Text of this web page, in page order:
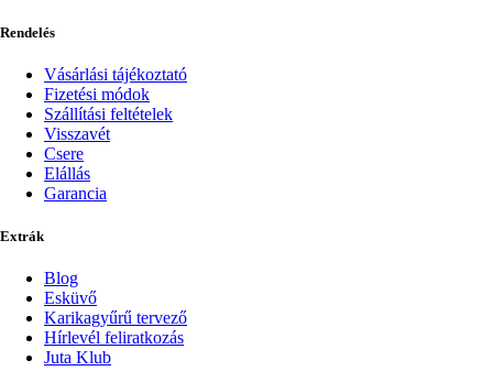
Rendelés
Vásárlási tájékoztató
Fizetési módok
Szállítási feltételek
Visszavét
Csere
Elállás
Garancia
Extrák
Blog
Esküvő
Karikagyűrű tervező
Hírlevél feliratkozás
Juta Klub